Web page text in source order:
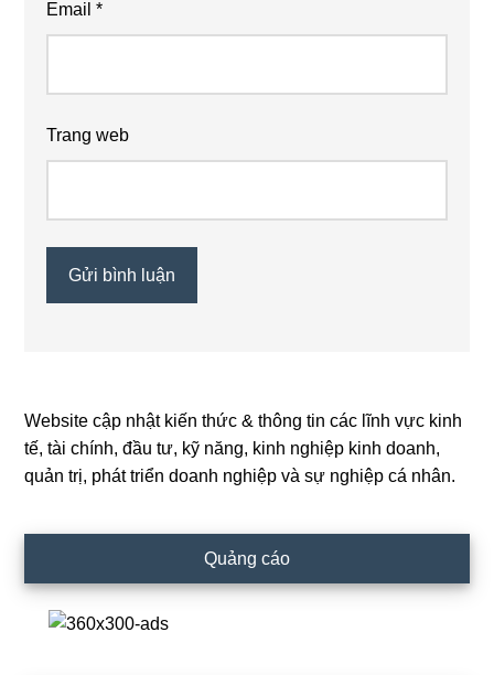
Email*
Trang web
Primary
Sidebar
Website cập nhật kiến thức & thông tin các lĩnh vực kinh
tế, tài chính, đầu tư, kỹ năng, kinh nghiệp kinh doanh,
quản trị, phát triển doanh nghiệp và sự nghiệp cá nhân.
Quảng cáo